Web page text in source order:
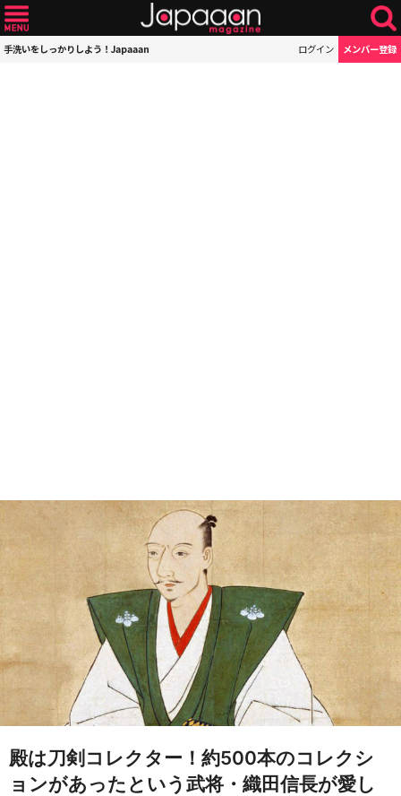
手洗いをしっかりしよう！Japaaan ログイン メンバー登録
殿は刀剣コレクター！約500本のコレクシ
ョンがあったという武将・織田信長が愛し